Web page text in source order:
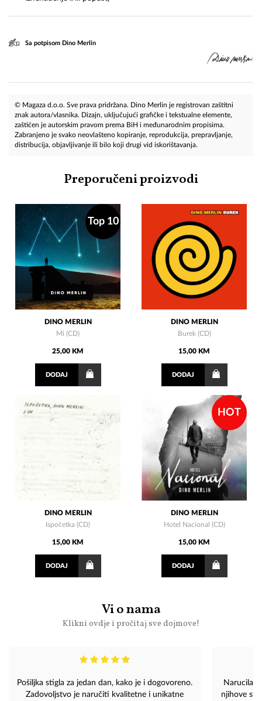
Sa potpisom Dino Merlin
© Magaza d.o.o. Sve prava pridržana. Dino Merlin je registrovan zaštitni
znak autora/vlasnika. Dizajn, uključujući grafičke i tekstualne elemente,
zaštićen je autorskim pravom prema BiH i međunarodnim propisima.
Zabranjeno je svako neovlašteno kopiranje, reprodukcija, prepravljanje,
distribucija, objavljivanje ili bilo koji drugi vid iskorištavanja.
Preporučeni proizvodi
Top 10
DINO MERLIN
Mi (CD)
25,00 KM
DODAJ
DINO MERLIN
Burek (CD)
15,00 KM
DODAJ
DINO MERLIN
Ispočetka (CD)
15,00 KM
DODAJ
HOT
DINO MERLIN
Hotel Nacional (CD)
15,00 KM
DODAJ
Vi o nama
Klikni ovdje i pročitaj sve dojmove!
Pošiljka stigla za jedan dan, kako je i dogovoreno.
Zadovoljstvo je naručiti kvalitetne i unikatne
Narucila
njihove